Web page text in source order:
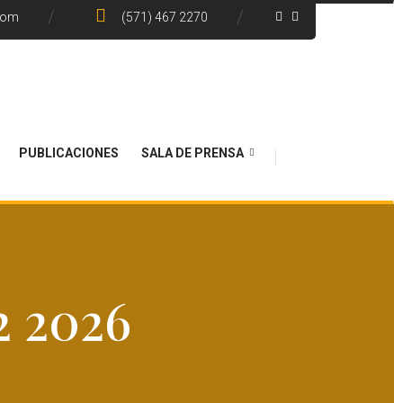
(571) 467 2270
PUBLICACIONES SALA DE PRENSA
2026